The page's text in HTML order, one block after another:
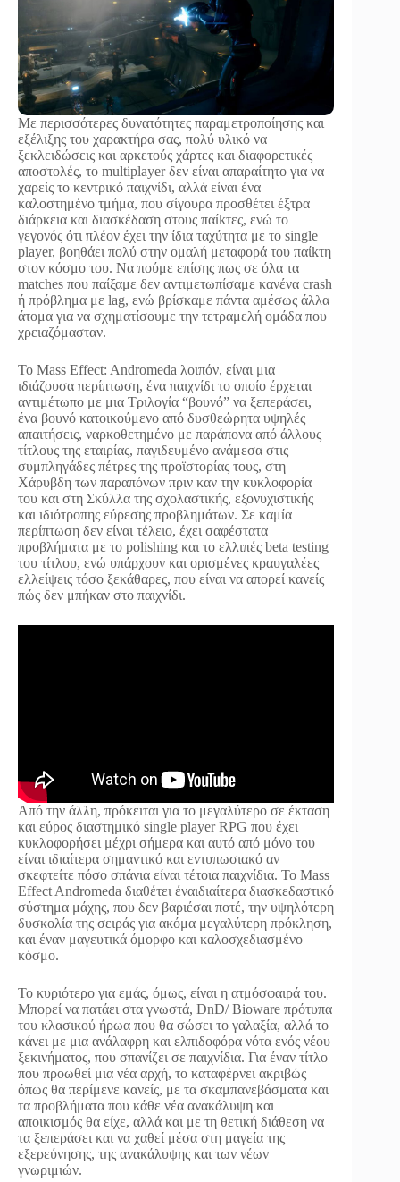
Με περισσότερες δυνατότητες παραμετροποίησης και
εξέλιξης του χαρακτήρα σας, πολύ υλικό να
ξεκλειδώσεις και αρκετούς χάρτες και διαφορετικές
αποστολές, το multiplayer δεν είναι απαραίτητο για να
χαρείς το κεντρικό παιχνίδι, αλλά είναι ένα
καλοστημένο τμήμα, που σίγουρα προσθέτει έξτρα
διάρκεια και διασκέδαση στους παίkτες, ενώ το
γεγονός ότι πλέον έχει την ίδια ταχύτητα με το single
player, βοηθάει πολύ στην ομαλή μεταφορά του παίkτη
στον κόσμο του. Να πούμε επίσης πως σε όλα τα
matches που παίξαμε δεν αντιμετωπίσαμε κανένα crash
ή πρόβλημα με lag, ενώ βρίσκαμε πάντα αμέσως άλλα
άτομα για να σχηματίσουμε την τετραμελή ομάδα που
χρειαζόμασταν.
Το Mass Effect: Andromeda λοιπόν, είναι μια
ιδιάζουσα περίπτωση, ένα παιχνίδι το οποίο έρχεται
αντιμέτωπο με μια Τριλογία “βουνό” να ξεπεράσει,
ένα βουνό κατοικούμενο από δυσθεώρητα υψηλές
απαιτήσεις, ναρκοθετημένο με παράπονα από άλλους
τίτλους της εταιρίας, παγιδευμένο ανάμεσα στις
συμπληγάδες πέτρες της προϊστορίας τους, στη
Χάρυβδη των παραπόνων πριν καν την κυκλοφορία
του και στη Σκύλλα της σχολαστικής, εξονυχιστικής
και ιδιότροπης εύρεσης προβλημάτων. Σε καμία
περίπτωση δεν είναι τέλειο, έχει σαφέστατα
προβλήματα με το polishing και το ελλιπές beta testing
του τίτλου, ενώ υπάρχουν και ορισμένες κραυγαλέες
ελλείψεις τόσο ξεκάθαρες, που είναι να απορεί κανείς
πώς δεν μπήκαν στο παιχνίδι.
Από την άλλη, πρόκειται για το μεγαλύτερο σε έκταση
και εύρος διαστημικό single player RPG που έχει
κυκλοφορήσει μέχρι σήμερα και αυτό από μόνο του
είναι ιδιαίτερα σημαντικό και εντυπωσιακό αν
σκεφτείτε πόσο σπάνια είναι τέτοια παιχνίδια. Το Mass
Effect Andromeda διαθέτει έναιδιαίτερα διασκεδαστικό
σύστημα μάχης, που δεν βαριέσαι ποτέ, την υψηλότερη
δυσκολία της σειράς για ακόμα μεγαλύτερη πρόκληση,
και έναν μαγευτικά όμορφο και καλοσχεδιασμένο
κόσμο.
Το κυριότερο για εμάς, όμως, είναι η ατμόσφαιρά του.
Μπορεί να πατάει στα γνωστά, DnD/ Bioware πρότυπα
του κλασικού ήρωα που θα σώσει το γαλαξία, αλλά το
κάνει με μια ανάλαφρη και ελπιδοφόρα νότα ενός νέου
ξεκινήματος, που σπανίζει σε παιχνίδια. Για έναν τίτλο
που προωθεί μια νέα αρχή, το καταφέρνει ακριβώς
όπως θα περίμενε κανείς, με τα σκαμπανεβάσματα και
τα προβλήματα που κάθε νέα ανακάλυψη και
αποικισμός θα είχε, αλλά και με τη θετική διάθεση να
τα ξεπεράσει και να χαθεί μέσα στη μαγεία της
εξερεύνησης, της ανακάλυψης και των νέων
γνωριμιών.